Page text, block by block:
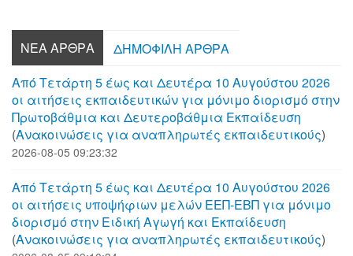
ΝΈΑ ΆΡΘΡΑ
ΔΗΜΟΦΙΛΉ ΆΡΘΡΑ
Από Τετάρτη 5 έως και Δευτέρα 10 Αυγούστου 2026
οι αιτήσεις εκπαιδευτικών για μόνιμο διορισμό στην
Πρωτοβάθμια και Δευτεροβάθμια Εκπαίδευση
(Aνακοινώσεις για αναπληρωτές εκπαιδευτικούς)
2026-08-05 09:23:32
Από Τετάρτη 5 έως και Δευτέρα 10 Αυγούστου 2026
οι αιτήσεις υποψήφιων μελών ΕΕΠ-ΕΒΠ για μόνιμο
διορισμό στην Ειδική Αγωγή και Εκπαίδευση
(Aνακοινώσεις για αναπληρωτές εκπαιδευτικούς)